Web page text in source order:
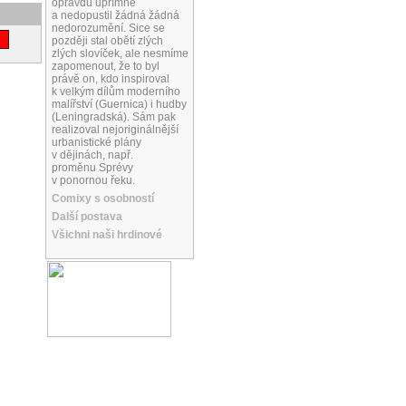
opravdu upřímně
a nedopustil žádná žádná
nedorozumění. Sice se
později stal obětí zlých
zlých slovíček, ale nesmíme
zapomenout, že to byl
právě on, kdo inspiroval
k velkým dílům moderního
malířství (Guernica) i hudby
(Leningradská). Sám pak
realizoval nejoriginálnější
urbanistické plány
v dějinách, např.
proměnu Sprévy
v ponornou řeku.
Comixy s osobností
Další postava
Všichni naši hrdinové